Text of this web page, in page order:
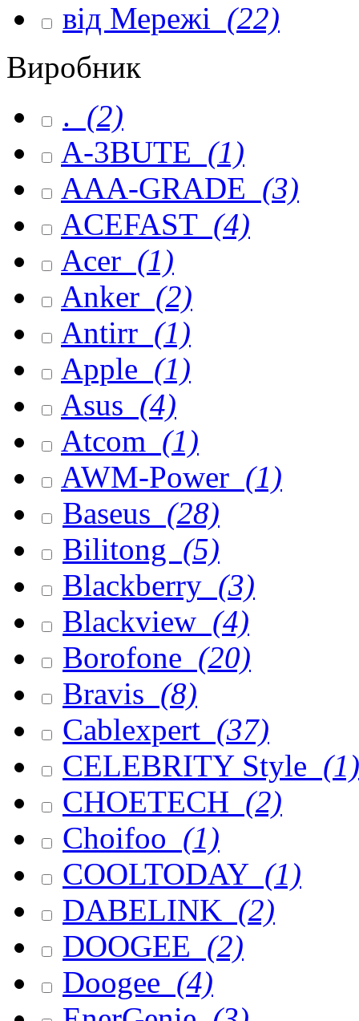
від Мережі (22)
Виробник
. (2)
A-3BUTE (1)
AAA-GRADE (3)
ACEFAST (4)
Acer (1)
Anker (2)
Antirr (1)
Apple (1)
Asus (4)
Atcom (1)
AWM-Power (1)
Baseus (28)
Bilitong (5)
Blackberry (3)
Blackview (4)
Borofone (20)
Bravis (8)
Cablexpert (37)
CELEBRITY Style (1)
CHOETECH (2)
Choifoo (1)
COOLTODAY (1)
DABELINK (2)
DOOGEE (2)
Doogee (4)